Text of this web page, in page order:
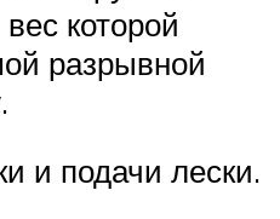
которой
разрывной
и подачи лески.